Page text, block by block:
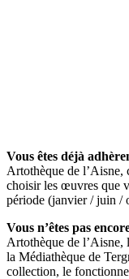
Vous êtes déjà
Artothèque de l’Aisne,
choisir les œuvres que
période (janvier / juin /
Vous n’êtes pas
Artothèque de l’Aisne,
la Médiathèque de
collection, le